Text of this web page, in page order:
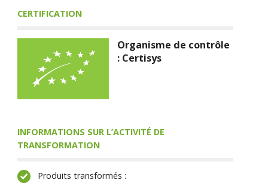
CERTIFICATION
Organisme de contrôle
: Certisys
INFORMATIONS SUR L’ACTIVITÉ DE
TRANSFORMATION
Produits transformés :